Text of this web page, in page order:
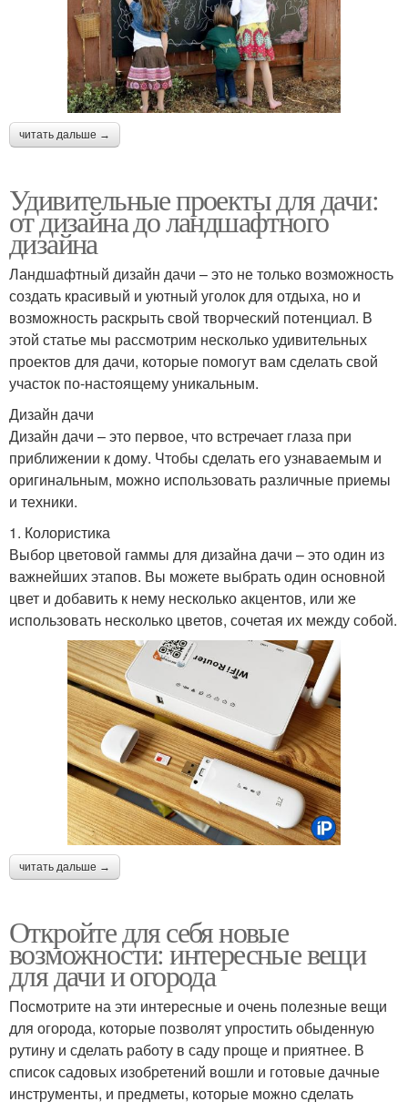
читать дальше →
Удивительные проекты для дачи:
от дизайна до ландшафтного
дизайна
Ландшафтный дизайн дачи – это не только возможность
создать красивый и уютный уголок для отдыха, но и
возможность раскрыть свой творческий потенциал. В
этой статье мы рассмотрим несколько удивительных
проектов для дачи, которые помогут вам сделать свой
участок по-настоящему уникальным.
Дизайн дачи
Дизайн дачи – это первое, что встречает глаза при
приближении к дому. Чтобы сделать его узнаваемым и
оригинальным, можно использовать различные приемы
и техники.
1. Колористика
Выбор цветовой гаммы для дизайна дачи – это один из
важнейших этапов. Вы можете выбрать один основной
цвет и добавить к нему несколько акцентов, или же
использовать несколько цветов, сочетая их между собой.
читать дальше →
Откройте для себя новые
возможности: интересные вещи
для дачи и огорода
Посмотрите на эти интересные и очень полезные вещи
для огорода, которые позволят упростить обыденную
рутину и сделать работу в саду проще и приятнее. В
список садовых изобретений вошли и готовые дачные
инструменты, и предметы, которые можно сделать